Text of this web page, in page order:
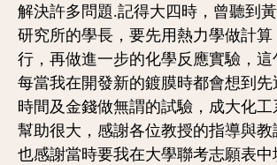
解決許多問題.記得大四時，曾聽到
研究所的學長，要先用熱力學做計
行，再做進一步的化學反應實驗，
每當我在開發新的鍍膜時都會想到
時間及金錢做無謂的試驗，成大化
幫助很大，感謝各位教授的指導與
也感謝當時要我在大學聯考志願表